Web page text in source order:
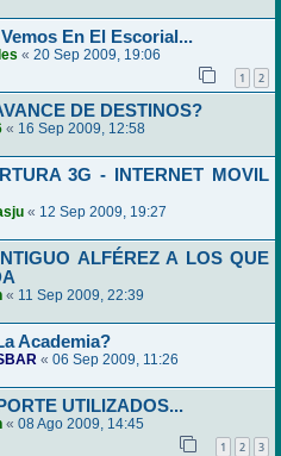
En El Escorial...
« 20 Sep 2009, 19:06
1 2
DE DESTINOS?
« 16 Sep 2009, 12:58
3G - INTERNET MOVIL
« 12 Sep 2009, 19:27
ALFÉREZ A LOS QUE
« 11 Sep 2009, 22:39
Academia?
« 06 Sep 2009, 11:26
UTILIZADOS...
« 08 Ago 2009, 14:45
1 2 3